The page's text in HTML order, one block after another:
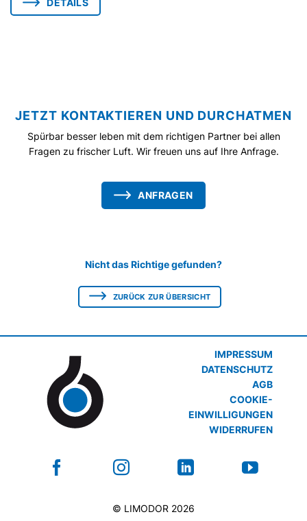
DETAILS
JETZT KONTAKTIEREN UND DURCHATMEN
Spürbar besser leben mit dem richtigen Partner bei allen
Fragen zu frischer Luft. Wir freuen uns auf Ihre Anfrage.
ANFRAGEN
Nicht das Richtige gefunden?
ZURÜCK ZUR ÜBERSICHT
IMPRESSUM
DATENSCHUTZ
AGB
COOKIE-
EINWILLIGUNGEN
WIDERRUFEN
© LIMODOR 2026